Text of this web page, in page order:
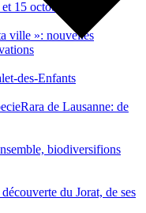
15 octobre 2022
ville »: nouvelles
des-Enfants
de Lausanne: de
biodiversifions
du Jorat, de ses